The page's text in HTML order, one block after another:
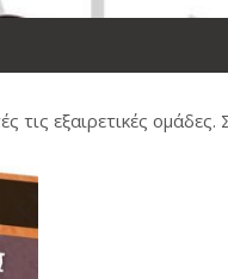
τις εξαιρετικές ομάδες.